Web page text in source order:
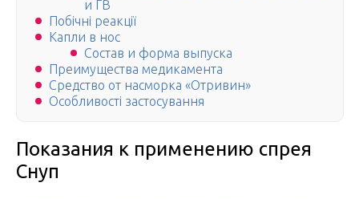
и ГВ
Побічні реакції
Капли в нос
Состав и форма выпуска
Преимущества медикамента
Средство от насморка «Отривин»
Особливості застосування
Показания к применению спрея
Снуп